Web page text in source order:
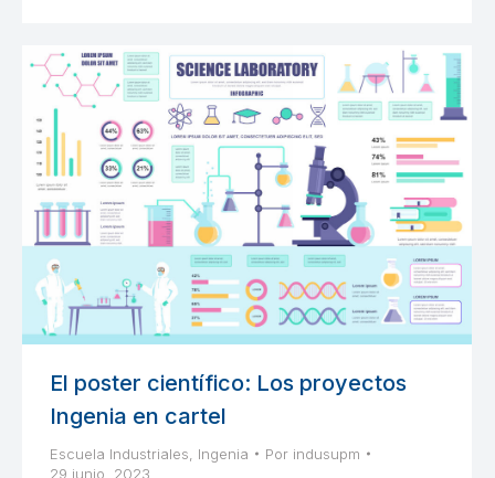
El poster científico: Los proyectos
Ingenia en cartel
Escuela Industriales Ingenia Por indusupm
29 junio, 2023